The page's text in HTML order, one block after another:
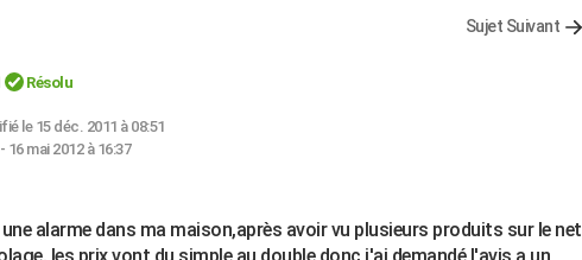
Sujet Suivant
Résolu
le 15 déc. 2011 à 08:51
16 mai 2012 à 16:37
alarme dans ma maison,après avoir vu plusieurs produits sur le net